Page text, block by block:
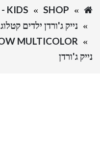
SHOP
KIDS - ילדים
נייק ג'ורדן ילדים קטלוג JORDAN KIDS
נייק ג'ורדן